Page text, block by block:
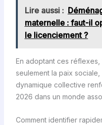
Lire aussi :
maternelle : faut-il
le licenciement ?
En adoptant ces
seulement la paix
dynamique collective
2026 dans un monde
Comment identifier